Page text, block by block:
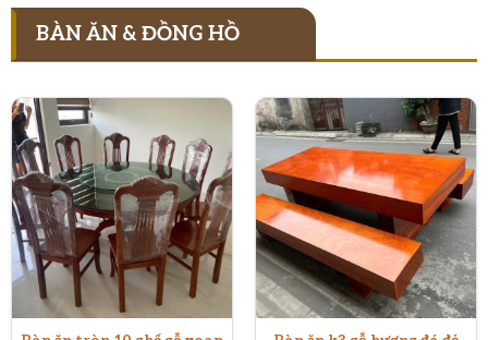
BÀN ĂN & ĐỒNG HỒ